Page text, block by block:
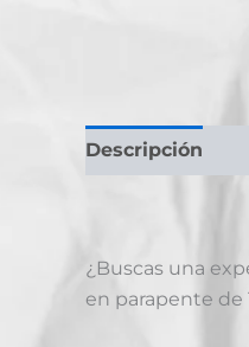
Descripción
¿Buscas una
en parapente de